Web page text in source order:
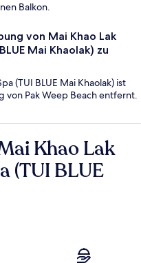
Balkon.
von Mai Khao Lak
Mai Khaolak) zu
(TUI BLUE Mai Khaolak) ist
von Pak Weep Beach entfernt.
Khao Lak
(TUI BLUE